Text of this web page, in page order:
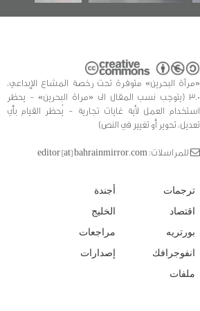
«مرآة البحرين» متوفرة تحت رخصة المشاع الإبداعي،
3.0 (يتوجب نسب المقال الى «مراة البحرين» - يحظر
استخدام العمل لأية غايات تجارية - يُحظر القيام بأي
تعديل، تحوير أو تغيير في النص)
للمراسلات: editor [at] bahrainmirror.com
ترجمات
اقتصاد
بورتريه
انفوجرافك
ملفات
أجندة
الخليج
مراجعات
إصدارات